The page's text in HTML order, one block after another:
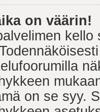
on väärin!
on se syy.